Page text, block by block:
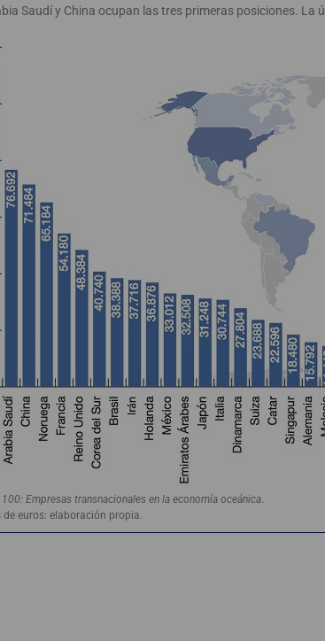
Saudí y China ocupan las tres primeras posiciones. La
100: Empresas transnacionales en la economía oceánica
euros: elaboración propia.